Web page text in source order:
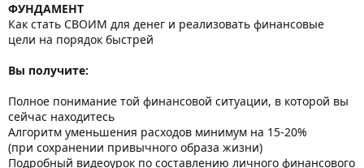
ФУНДАМЕНТ
Как стать СВОИМ для денег и реализовать финансовые
цели на порядок быстрей
Вы получите:
Полное понимание той финансовой ситуации, в которой вы
сейчас находитесь
Алгоритм уменьшения расходов минимум на 15-20%
(при сохранении привычного образа жизни)
Подробный видеоурок по составлению личного финансового